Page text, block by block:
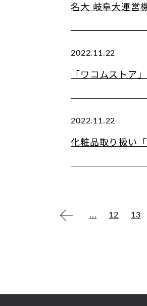
名大 岐阜大運営
2022.11.22
「ワコムストア
2022.11.22
化粧品取り扱い
... 12 13